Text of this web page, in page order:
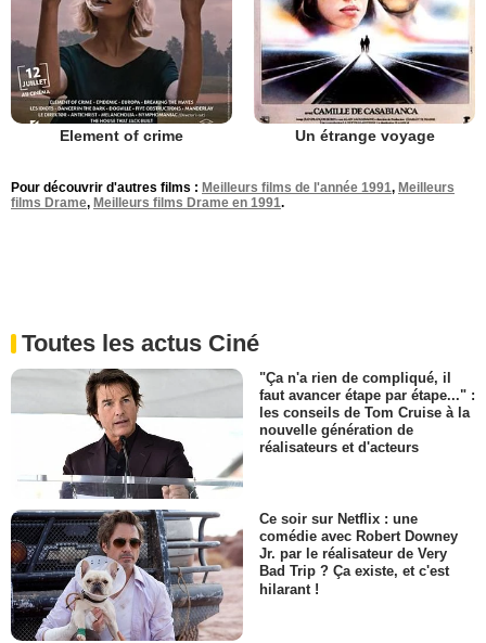
Element of crime Un étrange voyage
Pour découvrir d'autres films : Meilleurs films de l'année 1991, Meilleurs
films Drame, Meilleurs films Drame en 1991.
Toutes les actus Ciné
"Ça n'a rien de compliqué, il
faut avancer étape par étape..." :
les conseils de Tom Cruise à la
nouvelle génération de
réalisateurs et d'acteurs
Ce soir sur Netflix : une
comédie avec Robert Downey
Jr. par le réalisateur de Very
Bad Trip ? Ça existe, et c'est
hilarant !